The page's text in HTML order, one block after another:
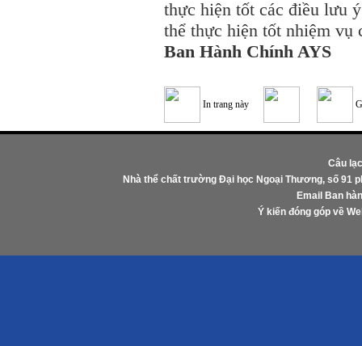
thực hiện tốt các điều lưu
thể thực hiện tốt nhiệm vụ
Ban Hành Chính AYS
In trang này
Câu
Nhà thể chất trường Đại học Ngoại Thương, số 91
Email Ban
Ý kiến đóng góp về